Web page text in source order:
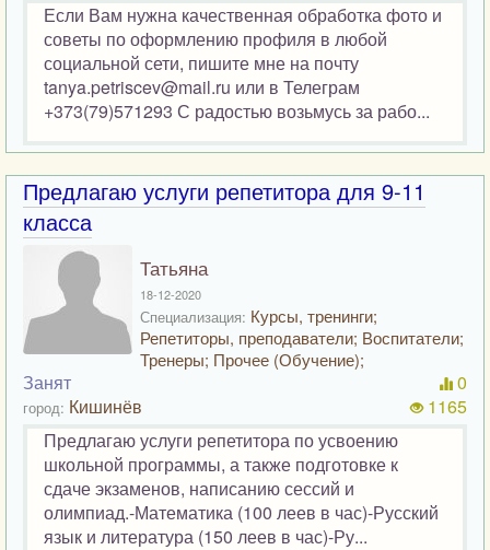
Если Вам нужна качественная обработка фото и
советы по оформлению профиля в любой
социальной сети, пишите мне на почту
tanya.petriscev@mail.ru или в Телеграм
+373(79)571293 С радостью возьмусь за рабо...
Предлагаю услуги репетитора для 9-11
класса
Татьяна
18-12-2020
Специализация: Курсы, тренинги;
Репетиторы, преподаватели; Воспитатели;
Тренеры; Прочее (Обучение);
Занят
город: Кишинёв
0
1165
Предлагаю услуги репетитора по усвоению
школьной программы, а также подготовке к
сдаче экзаменов, написанию сессий и
олимпиад.-Математика (100 леев в час)-Русский
язык и литература (150 леев в час)-Ру...